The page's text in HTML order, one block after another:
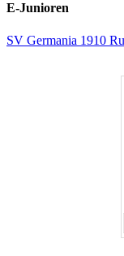
E-Junioren
SV Germania 1910